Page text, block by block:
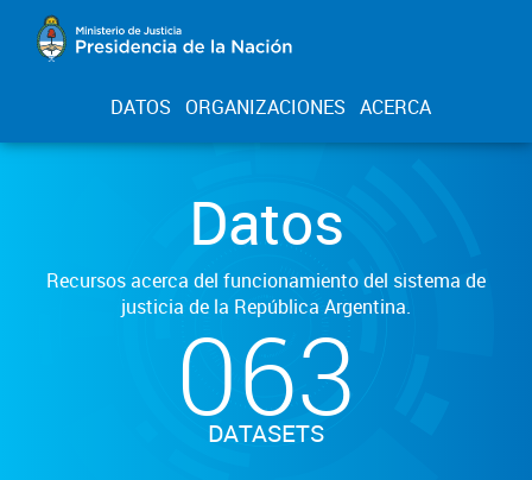
DATOS ORGANIZACIONES ACERCA
Datos
Recursos acerca del funcionamiento del sistema de
justicia de la República Argentina.
063
DATASETS